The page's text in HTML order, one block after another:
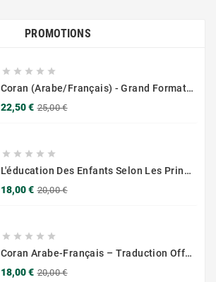
PROMOTIONS
    
Coran (Arabe/Français) - Grand Format 17x25 - Couverture Daim - Pages Dorées
22,50 € 25,00 €
    
L'éducation Des Enfants Selon Les Principes Du Prophète Sws
18,00 € 20,00 €
    
Coran Arabe-Français – Traduction Officielle (14x20 Cm ) – Couverture Daim Luxees Dorées
18,00 € 20,00 €